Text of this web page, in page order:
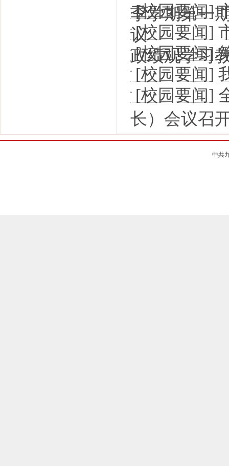
季学期第一
[校园要闻]
议
[校园要闻]
政绩观学习
[校园要闻]
[校园要闻]
[校园要闻]
长）会议召
中共